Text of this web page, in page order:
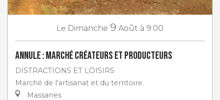
Le Dimanche 9 Août à 9:00
ANNULE : Marché créateurs et producteurs
DISTRACTIONS ET LOISIRS
Marché de l'artisanat et du territoire.
Massanes